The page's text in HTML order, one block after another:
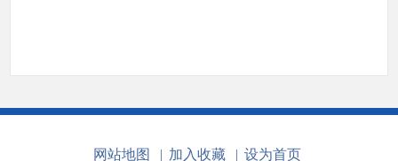
网站地图 | 加入收藏 | 设为首页